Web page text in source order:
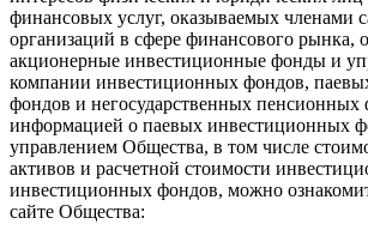
финансовых услуг, оказываемых членами
организаций в сфере финансового рынка,
акционерные инвестиционные фонды и
компании инвестиционных фондов,
фондов и негосударственных пенсионных
информацией о паевых инвестиционных
управлением Общества, в том числе
активов и расчетной стоимости
инвестиционных фондов, можно
сайте Общества: